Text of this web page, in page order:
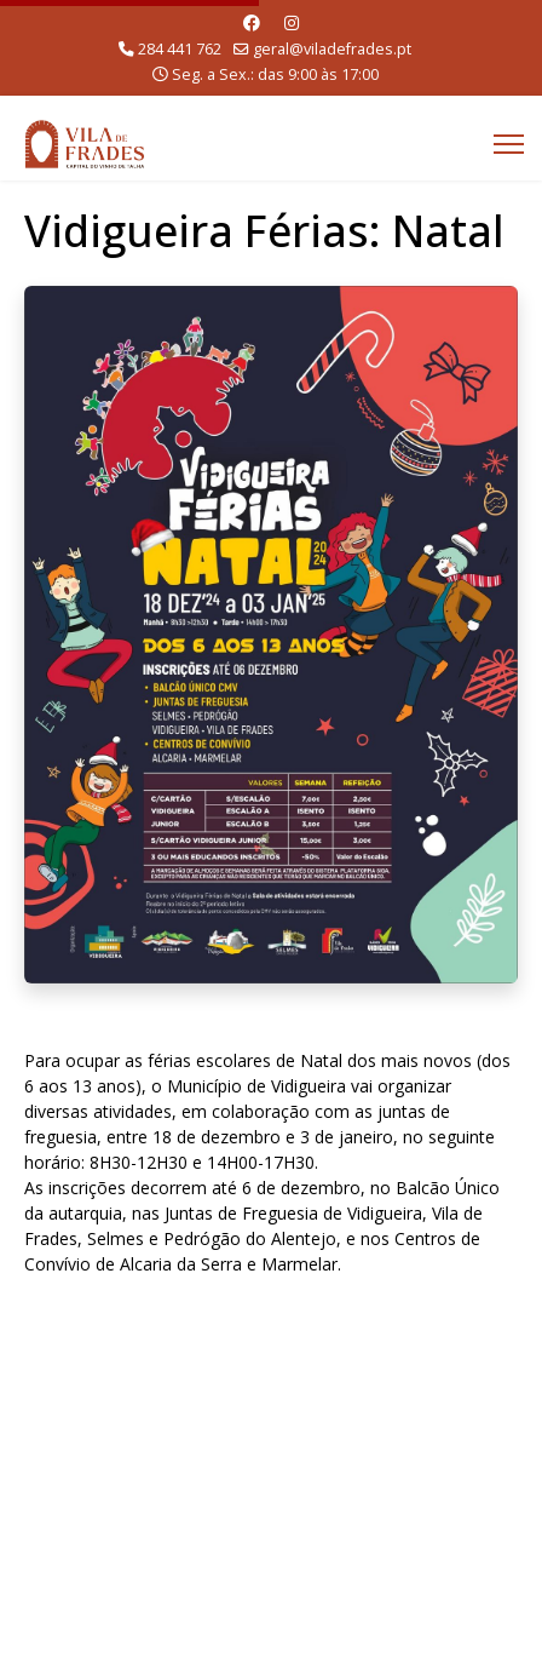
284 441 762
geral@viladefrades.pt
Seg. a Sex.: das 9:00 às 17:00
Vidigueira Férias: Natal
Para ocupar as férias escolares de Natal dos mais novos (dos
6 aos 13 anos), o Município de Vidigueira vai organizar
diversas atividades, em colaboração com as juntas de
freguesia, entre 18 de dezembro e 3 de janeiro, no seguinte
horário: 8H30-12H30 e 14H00-17H30.
As inscrições decorrem até 6 de dezembro, no Balcão Único
da autarquia, nas Juntas de Freguesia de Vidigueira, Vila de
Frades, Selmes e Pedrógão do Alentejo, e nos Centros de
Convívio de Alcaria da Serra e Marmelar.